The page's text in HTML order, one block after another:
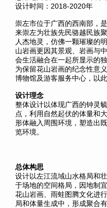
设计时间：2018-2020年
崇左市位于广西的西南部，
来崇左为壮族先民骆越民族
人杰地灵，仿佛一颗璀璨的
山岩画更因其景观、岩画与
会生活融合在一起所显示的
为保留花山岩画的纪念性意
博物馆及游客服务中心，以
设计理念
整体设计以体现广西的钟灵
点，利用自然起伏的体量和
形体融入周围环境，塑造出
览环境。
总体构思
设计以左江流域山水格局和
于场地的空间格局，因地制
花山岩画、雨蛙图腾文化进
局和体量生成中，形成聚合